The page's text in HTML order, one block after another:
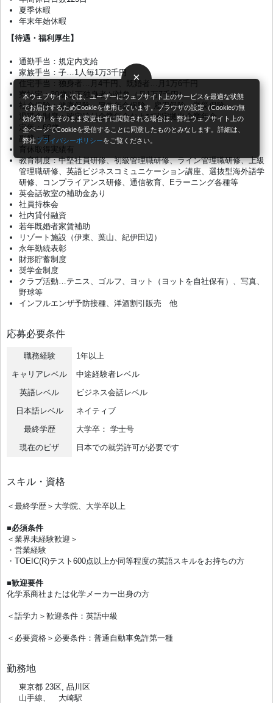
×
本ウェブサイトでは、ユーザーにウェブサイト上のサービスを最適な状態
でお届けするためCookieを使用しています。ブラウザの設定（Cookieの無
効化等）をそのまま変更せずに閲覧される場合は、弊社ウェブサイト上の
全ページでCookieを受信することに同意したものとみなします。詳細は、
弊社プライバシーポリシーをご覧ください。
夏季休暇
年末年始休暇
【待遇・福利厚生】
通勤手当：規定内支給
家族手当：子…1人毎1万3千円
住宅手当：独身者…月4千円、既婚者…月1万6千円
寮社宅：30歳以下独身者が対象（月1万7千円）
社会保険：健康保険、厚生年金保険、雇用保険、労災保険
退職金制度：確定給付企業年金および確定拠出企業年金
定年：60歳
副業：可
育休取得実績有
教育制度：中堅社員研修、初級管理職研修、ライン管理職研修、上級
管理職研修、英語ビジネスコミュニケーション講座、選抜型海外語学
研修、コンプライアンス研修、通信教育、Eラーニング各種等
英会話教室の補助金あり
社員持株会
社内貸付融資
若年既婚者家賃補助
リゾート施設（伊東、葉山、紀伊田辺）
永年勤続表彰
財形貯蓄制度
奨学金制度
クラブ活動…テニス、ゴルフ、ヨット（ヨットを自社保有）、写真、
野球等
インフルエンザ予防接種、洋酒割引販売 他
応募必要条件
職務経験
1年以上
キャリアレベル
中途経験者レベル
英語レベル
ビジネス会話レベル
日本語レベル
ネイティブ
最終学歴
大学卒： 学士号
現在のビザ
日本での就労許可が必要です
スキル・資格
＜最終学歴＞大学院、大学卒以上
■必須条件
＜業界未経験歓迎＞
・営業経験
・TOEIC(R)テスト600点以上か同等程度の英語スキルをお持ちの方
■歓迎要件
化学系商社または化学メーカー出身の方
＜語学力＞歓迎条件：英語中級
＜必要資格＞必要条件：普通自動車免許第一種
勤務地
東京都 23区, 品川区
山手線、 大崎駅